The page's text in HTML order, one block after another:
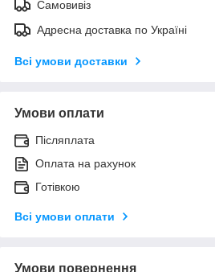
Самовивіз
Адресна доставка по Україні
Всі умови доставки
Умови оплати
Післяплата
Оплата на рахунок
Готівкою
Всі умови оплати
Умови повернення